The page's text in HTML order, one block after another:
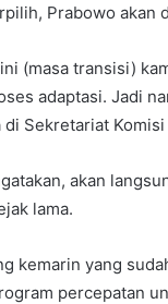
Prabowo akan
(masa transisi)
adaptasi. Jadi
di Sekretariat
akan
lama.
kemarin yang
percepatan